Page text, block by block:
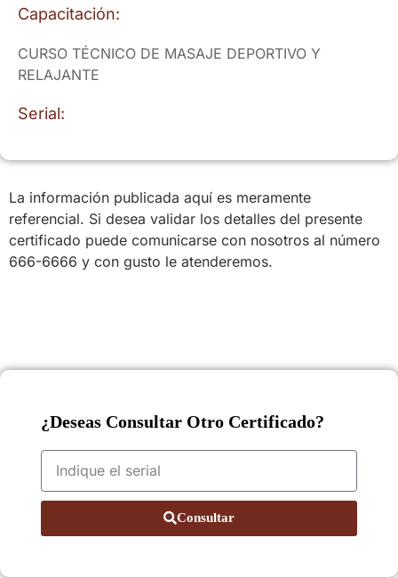
Capacitación:
CURSO TÉCNICO DE MASAJE DEPORTIVO Y
RELAJANTE
Serial:
La información publicada aquí es meramente
referencial. Si desea validar los detalles del presente
certificado puede comunicarse con nosotros al número
666-6666 y con gusto le atenderemos.
¿Deseas Consultar Otro Certificado?
Consultar